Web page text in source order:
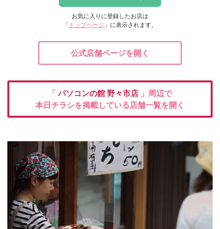
お気に入りに登録したお店は
「 トップページ 」に表示されます。
公式店舗ページを開く
「 パソコンの館 野々市店 」周辺で
本日チラシを掲載している店舗一覧を開く